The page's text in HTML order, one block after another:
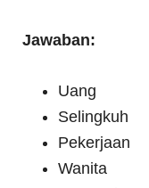
Jawaban:
Uang
Selingkuh
Pekerjaan
Wanita